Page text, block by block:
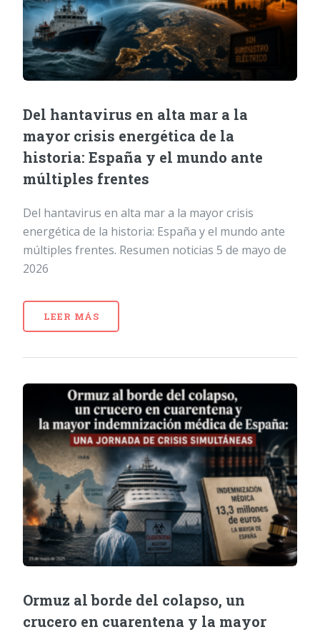
Del hantavirus en alta mar a la
mayor crisis energética de la
historia: España y el mundo ante
múltiples frentes
Del hantavirus en alta mar a la mayor crisis
energética de la historia: España y el mundo ante
múltiples frentes. Resumen noticias 5 de mayo de
2026
LEER MÁS
Ormuz al borde del colapso, un
crucero en cuarentena y la mayor